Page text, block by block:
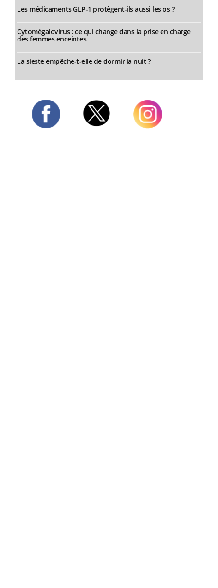
Les médicaments GLP-1 protègent-ils aussi les os ?
Cytomégalovirus : ce qui change dans la prise en charge
des femmes enceintes
La sieste empêche-t-elle de dormir la nuit ?